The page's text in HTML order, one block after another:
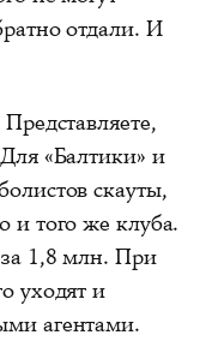
отдали. И
«Балтики» и
скауты,
и того же клуба.
1,8 млн. При
уходят и
агентами.